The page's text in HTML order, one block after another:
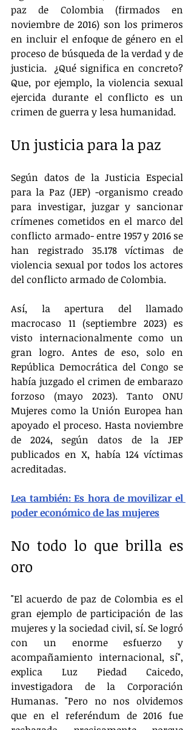
paz de Colombia (firmados en
noviembre de 2016) son los primeros
en incluir el enfoque de género en el
proceso de búsqueda de la verdad y de
justicia.  ¿Qué significa en concreto?
Que, por ejemplo, la violencia sexual
ejercida durante el conflicto es un
crimen de guerra y lesa humanidad.
Un justicia para la paz
Según datos de la Justicia Especial
para la Paz (JEP) -organismo creado
para investigar, juzgar y sancionar
crímenes cometidos en el marco del
conflicto armado- entre 1957 y 2016 se
han registrado 35.178 víctimas de
violencia sexual por todos los actores
del conflicto armado de Colombia.
Así, la apertura del llamado
macrocaso 11 (septiembre 2023) es
visto internacionalmente como un
gran logro. Antes de eso, solo en
República Democrática del Congo se
había juzgado el crimen de embarazo
forzoso (mayo 2023). Tanto ONU
Mujeres como la Unión Europea han
apoyado el proceso. Hasta noviembre
de 2024, según datos de la JEP
publicados en X, había 124 víctimas
acreditadas.
Lea también: Es hora de movilizar el
poder económico de las mujeres
No todo lo que brilla es
oro
"El acuerdo de paz de Colombia es el
gran ejemplo de participación de las
mujeres y la sociedad civil, sí. Se logró
con un enorme esfuerzo y
acompañamiento internacional, sí",
explica Luz Piedad Caicedo,
investigadora de la Corporación
Humanas. "Pero no nos olvidemos
que en el referéndum de 2016 fue